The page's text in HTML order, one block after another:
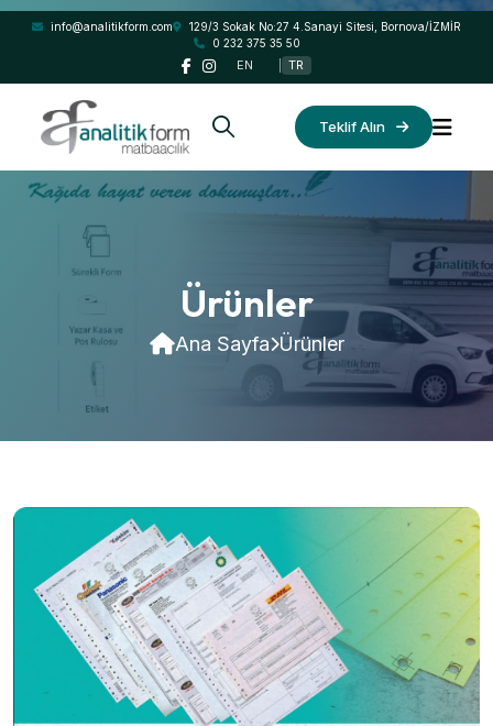
info@analitikform.com
129/3 Sokak No:27 4.Sanayi Sitesi, Bornova/İZMİR
0 232 375 35 50
EN TR
Teklif Alın
Ürünler
Ana Sayfa Ürünler